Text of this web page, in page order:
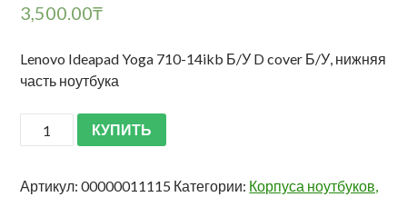
3,500.00₸
Lenovo Ideapad Yoga 710-14ikb Б/У D cover Б/У, нижняя
часть ноутбука
КУПИТЬ
Артикул:00000011115 Категории: Корпуса ноутбуков,